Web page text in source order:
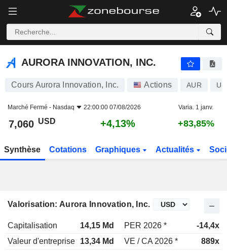
AURORA INNOVATION, INC.
AURORA INNOVATION, INC.
Cours Aurora Innovation, Inc. Actions AUR
Marché Fermé - Nasdaq 22:00:00 07/08/2026 Varia. 1 janv.
7,060 USD +4,13% +83,85%
Synthèse Cotations Graphiques Actualités
Valorisation: Aurora Innovation, Inc.
Capitalisation 14,15 Md PER 2026 *
-14,4x
Valeur d'entreprise
13,34 Md VE / CA 2026 *
889x